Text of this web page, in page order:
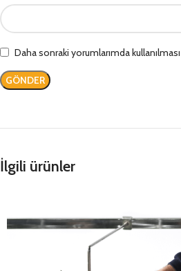
Daha sonraki yorumlarımda
İlgili ürünler